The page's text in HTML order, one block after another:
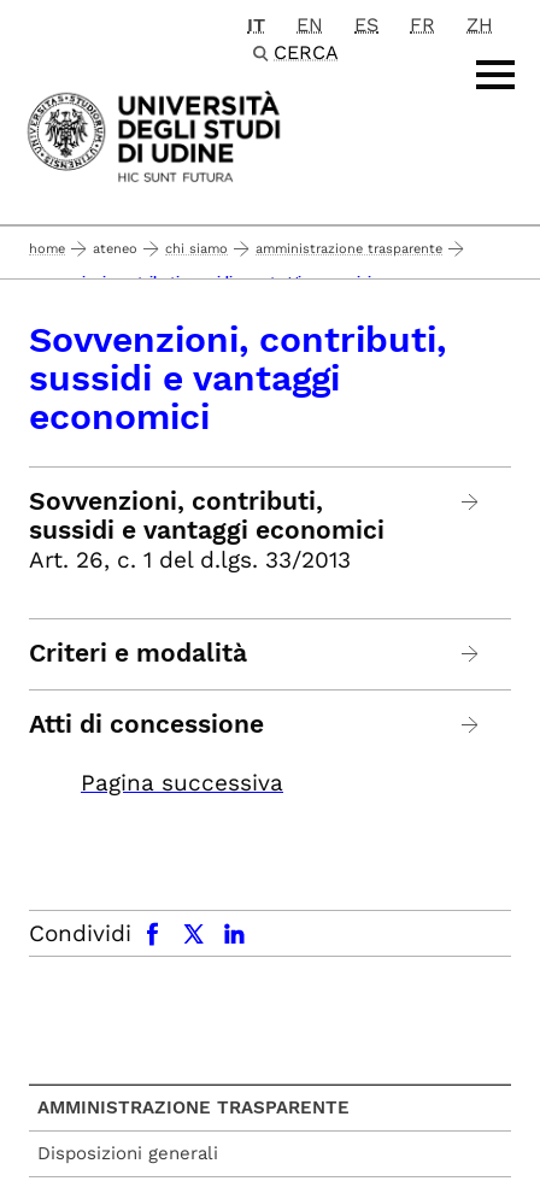
Passa al contenuto principale
IT EN ES FR
ZH
CERCA
home ateneo chi siamo amministrazione trasparente
sovvenzioni, contributi, sussidi e vantaggi economici
Sovvenzioni, contributi,
sussidi e vantaggi
economici
Sovvenzioni, contributi,
sussidi e vantaggi economici
Art. 26, c. 1 del d.lgs. 33/2013
Criteri e modalità
Atti di concessione
Pagina successiva
Condividi
facebook x.com linkedin
AMMINISTRAZIONE TRASPARENTE
Disposizioni generali